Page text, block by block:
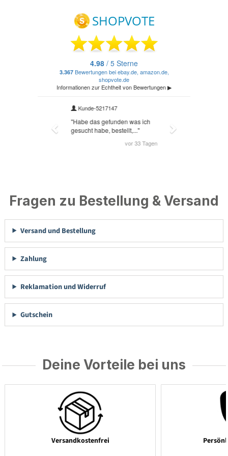
Fragen zu Bestellung & Versand
Versand und Bestellung
Zahlung
Reklamation und Widerruf
Gutschein
Deine Vorteile bei uns
Versandkostenfrei